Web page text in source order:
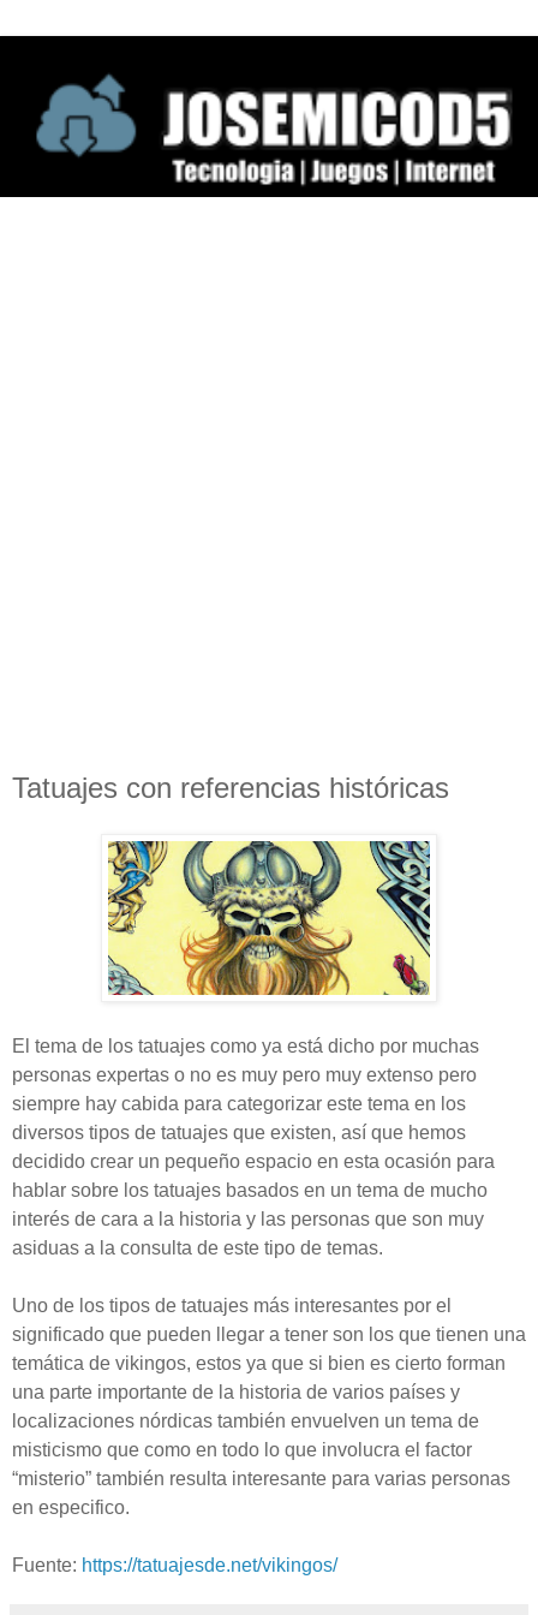
Tatuajes con referencias históricas
El tema de los tatuajes como ya está dicho por muchas
personas expertas o no es muy pero muy extenso pero
siempre hay cabida para categorizar este tema en los
diversos tipos de tatuajes que existen, así que hemos
decidido crear un pequeño espacio en esta ocasión para
hablar sobre los tatuajes basados en un tema de mucho
interés de cara a la historia y las personas que son muy
asiduas a la consulta de este tipo de temas.
Uno de los tipos de tatuajes más interesantes por el
significado que pueden llegar a tener son los que tienen una
temática de vikingos, estos ya que si bien es cierto forman
una parte importante de la historia de varios países y
localizaciones nórdicas también envuelven un tema de
misticismo que como en todo lo que involucra el factor
“misterio” también resulta interesante para varias personas
en especifico.
Fuente: https://tatuajesde.net/vikingos/